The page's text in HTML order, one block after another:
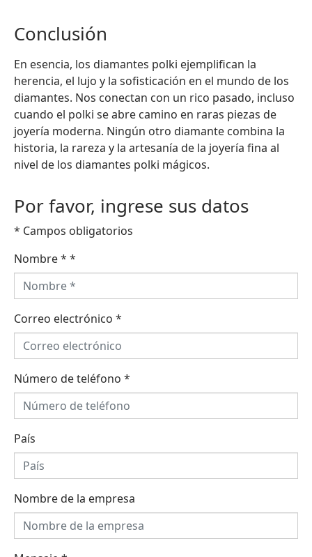
Conclusión
En esencia, los diamantes polki ejemplifican la
herencia, el lujo y la sofisticación en el mundo de los
diamantes. Nos conectan con un rico pasado, incluso
cuando el polki se abre camino en raras piezas de
joyería moderna. Ningún otro diamante combina la
historia, la rareza y la artesanía de la joyería fina al
nivel de los diamantes polki mágicos.
Por favor, ingrese sus datos
* Campos obligatorios
Nombre * *
Correo electrónico *
Número de teléfono *
País
Nombre de la empresa